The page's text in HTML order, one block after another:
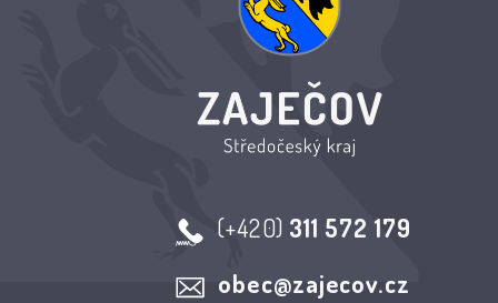
(+420) 311 572 179
obec@zajecov.cz